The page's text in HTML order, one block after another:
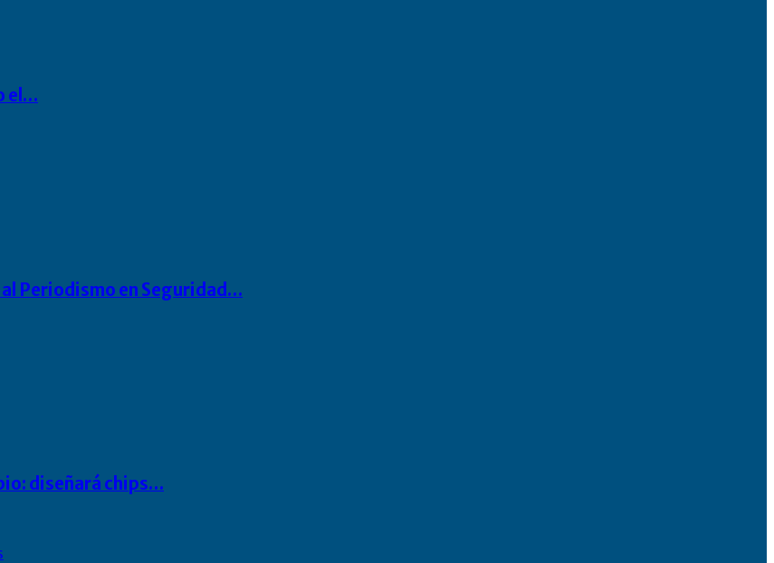
el…
Periodismo en Seguridad…
diseñará chips…